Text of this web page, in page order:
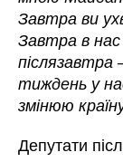
Завтра ви
Завтра в нас
післязавтра
тиждень у
змінюю
Депутати